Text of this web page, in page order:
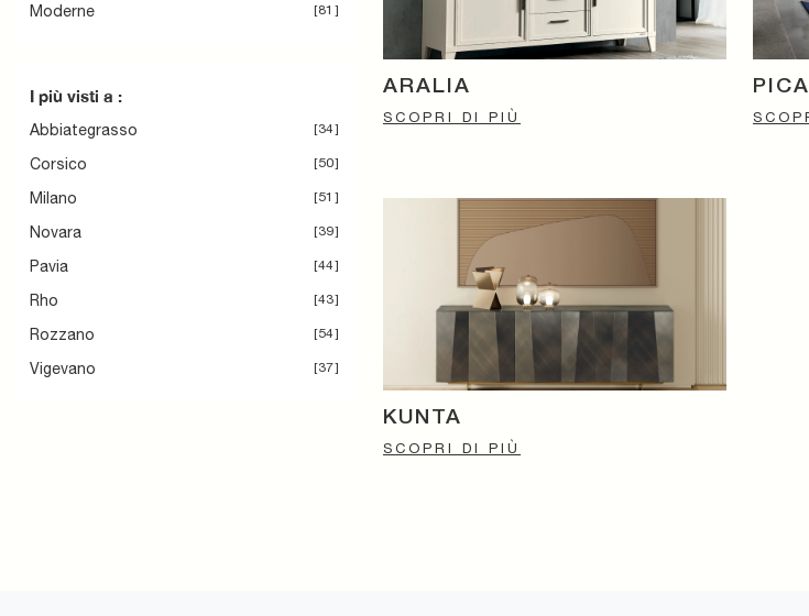
Moderne 81
I più visti a :
Abbiategrasso 34
Corsico 50
Milano 51
Novara 39
Pavia 44
Rho 43
Rozzano 54
Vigevano 37
ARALIA
SCOPRI DI PIÙ
PICA
KUNTA
SCOPRI DI PIÙ